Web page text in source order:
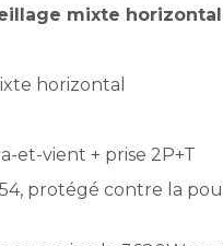
mixte
horizontal
et-vient + prise 2P+T
protégé contre la